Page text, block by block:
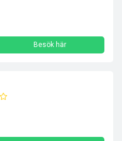
Besök här